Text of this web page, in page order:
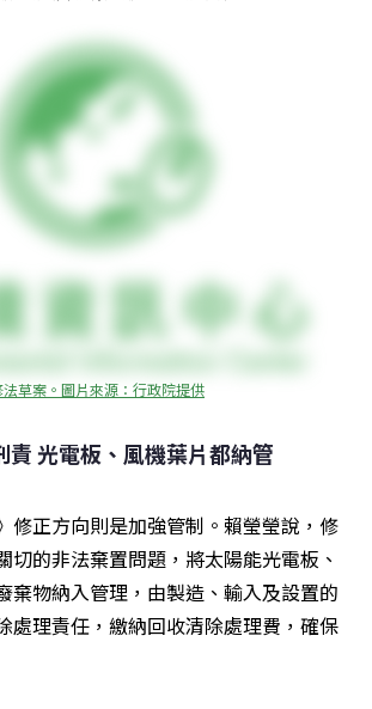
草案。圖片來源：行政院提供
責 光電板、風機葉片都納管
修正方向則是加強管制。賴瑩瑩說，修
切的非法棄置問題，將太陽能光電板、
棄物納入管理，由製造、輸入及設置的
處理責任，繳納回收清除處理費，確保